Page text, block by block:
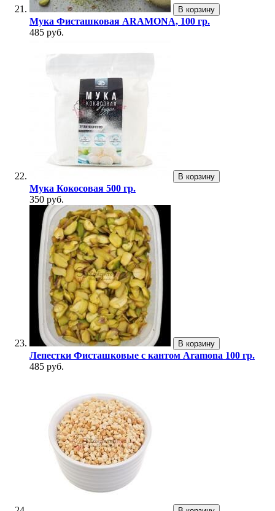
В корзину
Мука Фисташковая ARAMONA, 100 гр.
485 руб.
В корзину
Мука Кокосовая 500 гр.
350 руб.
В корзину
Лепестки Фисташковые с кантом Aramona 100 гр.
485 руб.